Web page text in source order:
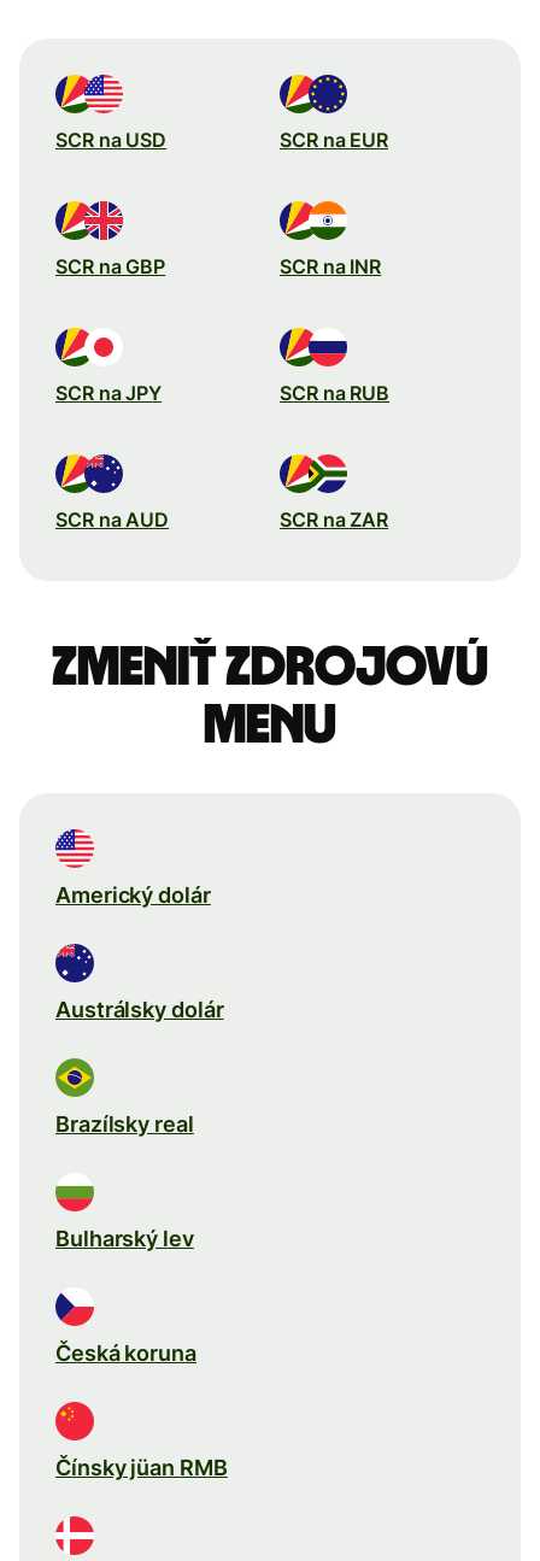
SCR na USD SCR na EUR
SCR na GBP SCR na INR
SCR na JPY SCR na RUB
SCR na AUD SCR na ZAR
Zmeniť zdrojovú
menu
Americký dolár
Austrálsky dolár
Brazílsky real
Bulharský lev
Česká koruna
Čínsky jüan RMB